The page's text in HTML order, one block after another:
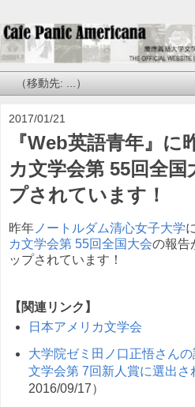
2017/01/21
『Web英語青年』に
カ文学会第 55回全
プされています！
昨年 ノートルダム清心女子大学
カ文学会第 55回全国大会の報告
ップされています！
【関連リンク】
日本アメリカ文学会
大学院ゼミ田ノ口正悟さん
文学会第 7回新人賞に選出さ
2016/09/17）